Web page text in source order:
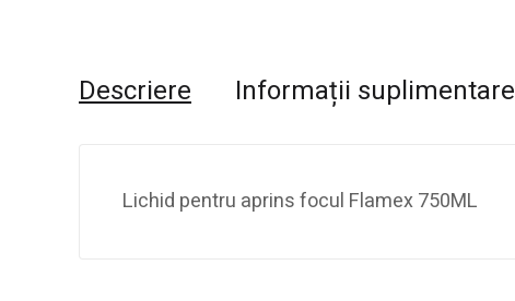
Descriere Informații suplimentare
Lichid pentru aprins focul Flamex 750ML